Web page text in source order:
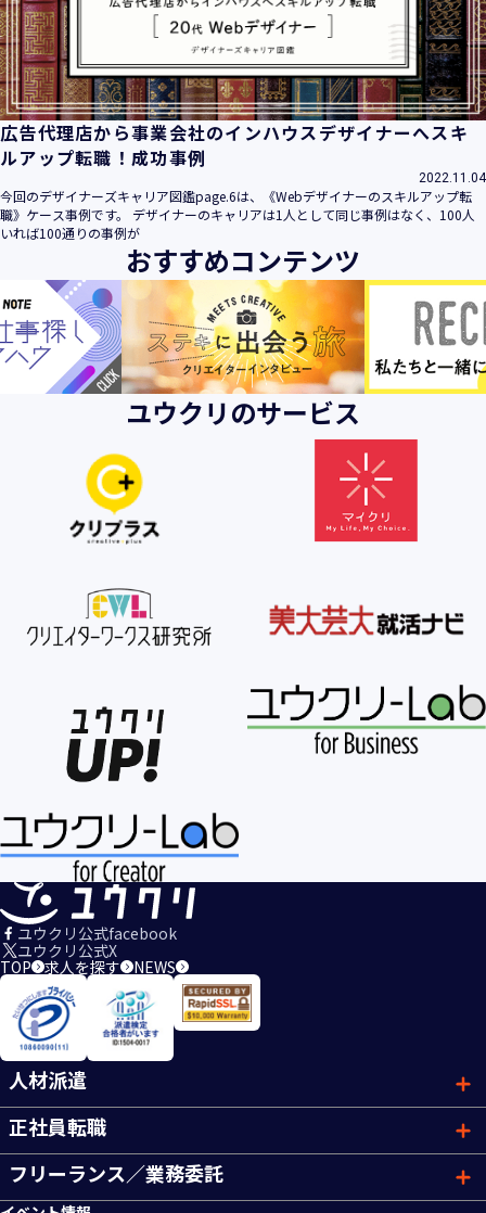
広告代理店から事業会社のインハウスデザイナーへスキ
ルアップ転職！成功事例
2022.11.04
今回のデザイナーズキャリア図鑑page.6は、《Webデザイナーのスキルアップ転
職》ケース事例です。 デザイナーのキャリアは1人として同じ事例はなく、100人
いれば100通りの事例が
おすすめコンテンツ
ユウクリのサービス
ユウクリ公式facebook
ユウクリ公式X
TOP 求人を探す NEWS
人材派遣
正社員転職
フリーランス／業務委託